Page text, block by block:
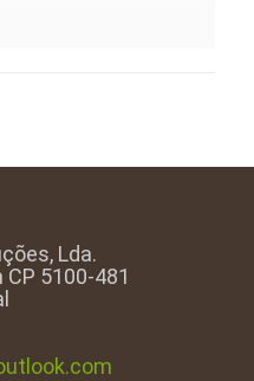
Lda.
CP 5100-481